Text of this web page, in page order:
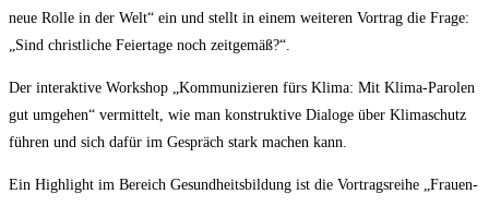
neue Rol­le in der Welt“ ein und stellt in einem wei­te­ren Vor­trag die Fra­ge:
„Sind christ­li­che Fei­er­ta­ge noch zeitgemäß?“.
Der inter­ak­ti­ve Work­shop „Kom­mu­ni­zie­ren fürs Kli­ma: Mit Kli­ma-Paro­len
gut umge­hen“ ver­mit­telt, wie man kon­struk­ti­ve Dia­lo­ge über Kli­ma­schutz
füh­ren und sich dafür im Gespräch stark machen kann.
Ein High­light im Bereich Gesund­heits­bil­dung ist die Vor­trags­rei­he „Frau­en­